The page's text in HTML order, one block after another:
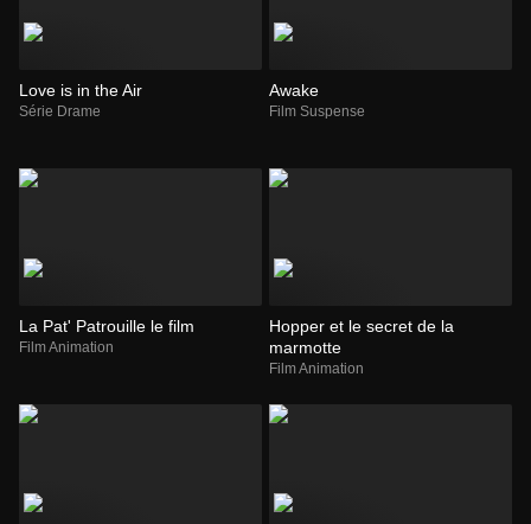
Love is in the Air
Série Drame
Awake
Film Suspense
La Pat' Patrouille le film
Film Animation
Hopper et le secret de la
marmotte
Film Animation